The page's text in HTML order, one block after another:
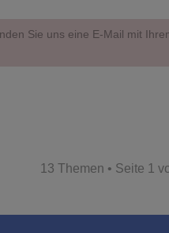
Sie uns eine E-Mail mit
13 Themen • Seite 1